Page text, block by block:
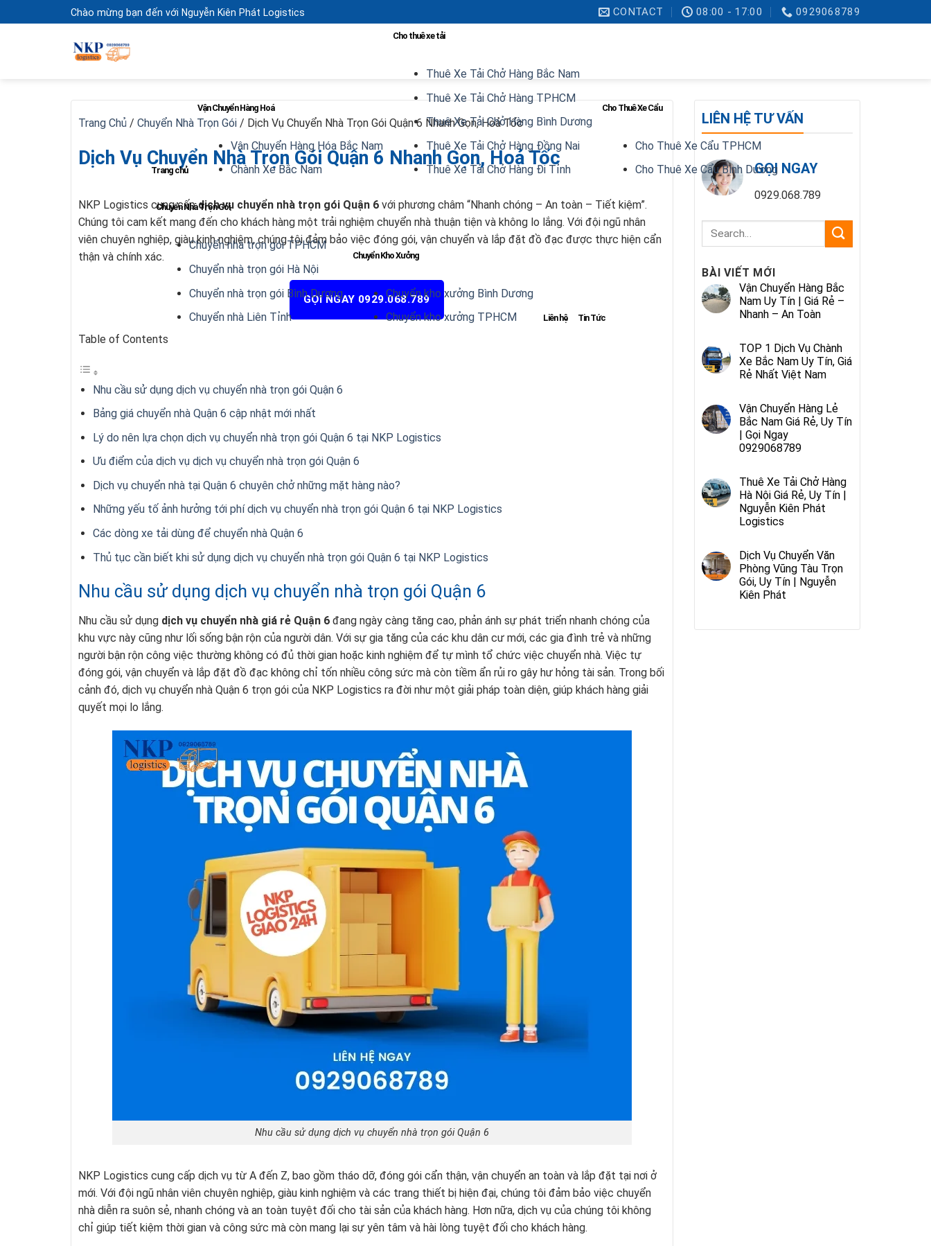
to
Chào mừng bạn đến với Nguyễn Kiên Phát Logistics CONTACT 08:00 - 17:00 0929068789
Trang chủ
Vận Chuyển Hàng Hoá
Vận Chuyển Hàng Hóa Bắc Nam
Chành Xe Bắc Nam
Cho thuê xe tải
Thuê Xe Tải Chở Hàng Bắc Nam
Thuê Xe Tải Chở Hàng TPHCM
Thuê Xe Tải Chở Hàng Bình Dương
Thuê Xe Tải Chở Hàng Đồng Nai
Thuê Xe Tải Chở Hàng Đi Tỉnh
Cho Thuê Xe Cẩu
Cho Thuê Xe Cẩu TPHCM
Cho Thuê Xe Cẩu Bình Dương
Chuyển Nhà Trọn Gói
Chuyển nhà trọn gói TPHCM
Chuyển nhà trọn gói Hà Nội
Chuyển nhà trọn gói Bình Dương
Chuyển nhà Liên Tỉnh
Chuyển Kho Xưởng
Chuyển kho xưởng Bình Dương
Chuyển kho xưởng TPHCM
Liên hệ Tin Tức
Trang Chủ / Chuyển Nhà Trọn Gói / Dịch Vụ Chuyển Nhà Trọn Gói Quận 6 Nhanh Gọn, Hoả Tốc
Dịch Vụ Chuyển Nhà Trọn Gói Quận 6 Nhanh Gọn, Hoả Tốc
NKP Logistics cung cấpdịch vụ chuyển nhà trọn gói Quận 6 với phương châm “Nhanh chóng – An toàn – Tiết kiệm”.
Chúng tôi cam kết mang đến cho khách hàng một trải nghiệm chuyển nhà thuận tiện và không lo lắng. Với đội ngũ nhân
viên chuyên nghiệp, giàu kinh nghiệm, chúng tôi đảm bảo việc đóng gói, vận chuyển và lắp đặt đồ đạc được thực hiện cẩn
thận và chính xác.
GỌI NGAY 0929.068.789
Table of Contents
Nhu cầu sử dụng dịch vụ chuyển nhà trọn gói Quận 6
Bảng giá chuyển nhà Quận 6 cập nhật mới nhất
Lý do nên lựa chọn dịch vụ chuyển nhà trọn gói Quận 6 tại NKP Logistics
Ưu điểm của dịch vụ dịch vụ chuyển nhà trọn gói Quận 6
Dịch vụ chuyển nhà tại Quận 6 chuyên chở những mặt hàng nào?
Những yếu tố ảnh hưởng tới phí dịch vụ chuyển nhà trọn gói Quận 6 tại NKP Logistics
Các dòng xe tải dùng để chuyển nhà Quận 6
Thủ tục cần biết khi sử dụng dịch vụ chuyển nhà trọn gói Quận 6 tại NKP Logistics
Nhu cầu sử dụng dịch vụ chuyển nhà trọn gói Quận 6
Nhu cầu sử dụng dịch vụ chuyển nhà giá rẻ Quận 6 đang ngày càng tăng cao, phản ánh sự phát triển nhanh chóng của
khu vực này cũng như lối sống bận rộn của người dân. Với sự gia tăng của các khu dân cư mới, các gia đình trẻ và những
người bận rộn công việc thường không có đủ thời gian hoặc kinh nghiệm để tự mình tổ chức việc chuyển nhà. Việc tự
đóng gói, vận chuyển và lắp đặt đồ đạc không chỉ tốn nhiều công sức mà còn tiềm ẩn rủi ro gây hư hỏng tài sản. Trong bối
cảnh đó, dịch vụ chuyển nhà Quận 6 trọn gói của NKP Logistics ra đời như một giải pháp toàn diện, giúp khách hàng giải
quyết mọi lo lắng.
Nhu cầu sử dụng dịch vụ chuyển nhà trọn gói Quận 6
NKP Logistics cung cấp dịch vụ từ A đến Z, bao gồm tháo dỡ, đóng gói cẩn thận, vận chuyển an toàn và lắp đặt tại nơi ở
mới. Với đội ngũ nhân viên chuyên nghiệp, giàu kinh nghiệm và các trang thiết bị hiện đại, chúng tôi đảm bảo việc chuyển
nhà diễn ra suôn sẻ, nhanh chóng và an toàn tuyệt đối cho tài sản của khách hàng. Hơn nữa, dịch vụ của chúng tôi không
chỉ giúp tiết kiệm thời gian và công sức mà còn mang lại sự yên tâm và hài lòng tuyệt đối cho khách hàng.
LIÊN HỆ TƯ VẤN
GỌI NGAY
0929.068.789
BÀI VIẾT MỚI
Vận Chuyển Hàng Bắc
Nam Uy Tín | Giá Rẻ –
Nhanh – An Toàn
TOP 1 Dịch Vụ Chành
Xe Bắc Nam Uy Tín, Giá
Rẻ Nhất Việt Nam
Vận Chuyển Hàng Lẻ
Bắc Nam Giá Rẻ, Uy Tín
| Gọi Ngay
0929068789
Thuê Xe Tải Chở Hàng
Hà Nội Giá Rẻ, Uy Tín |
Nguyễn Kiên Phát
Logistics
Dịch Vụ Chuyển Văn
Phòng Vũng Tàu Trọn
Gói, Uy Tín | Nguyễn
Kiên Phát